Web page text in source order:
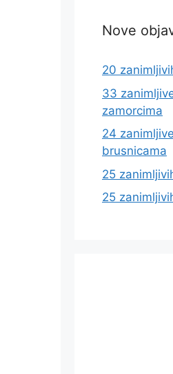
Nove
20
33
zamorcima
24
brusnicama
25
25